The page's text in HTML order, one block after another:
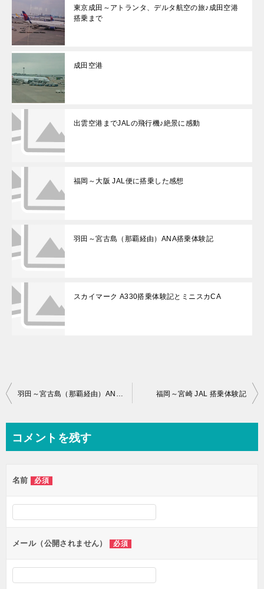
東京成田～アトランタ、デルタ航空の旅♪成田空港
搭乗まで
成田空港
出雲空港までJALの飛行機♪絶景に感動
福岡～大阪 JAL便に搭乗した感想
羽田～宮古島（那覇経由）ANA搭乗体験記
スカイマーク A330搭乗体験記とミニスカCA
投
ビ
ー
シ
ョ
ン
羽田～宮古島（那覇経由）ANA搭乗体験記 福岡～宮崎 JAL 搭乗体験記
コメントを残す
名前 必須
メール（公開されません） 必須